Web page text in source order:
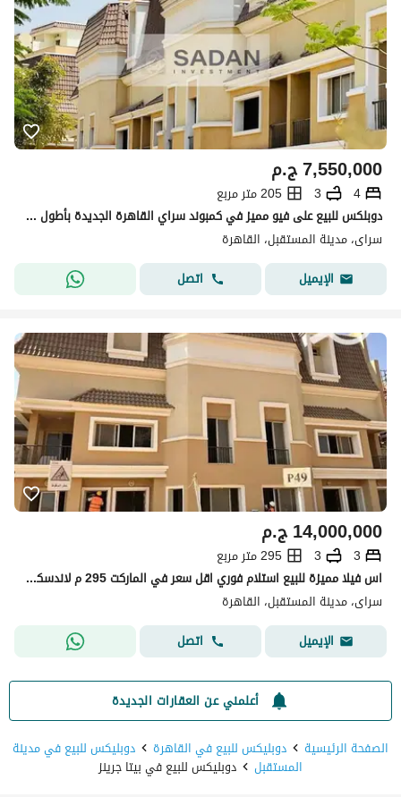
ج.م7,550,000
4
3
205 متر مربع
دوبلكس للبيع على فيو مميز في كمبوند سراي القاهرة الجديدة بأطول فترة سداد
سراى، مدينة المستقبل، القاهرة
الإيميل
اتصل
ج.م14,000,000
3
3
295 متر مربع
اس فيلا مميزة للبيع استلام فوري اقل سعر في الماركت 295 م لاندسكيب فيو
سراى، مدينة المستقبل، القاهرة
الإيميل
اتصل
أعلمني عن العقارات الجديدة
الصفحة الرئيسية
دوبليكس للبيع في القاهرة دوبليكس للبيع في مدينة
المستقبل دوبليكس للبيع في بيتا جرينز